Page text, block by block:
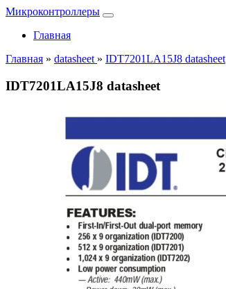
Микроконтроллеры
Главная
Главная » datasheet » IDT7201LA15J8 datasheet
IDT7201LA15J8 datasheet